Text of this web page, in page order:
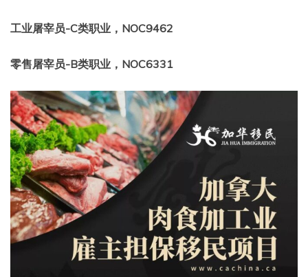
工业屠宰员-C类职业，NOC9462
零售屠宰员-B类职业，NOC6331